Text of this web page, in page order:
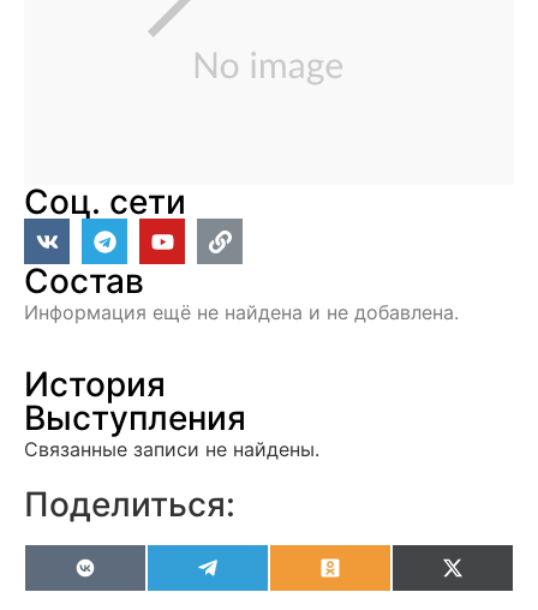
Соц. сети
Состав
Информация ещё не найдена и не добавлена.
История
Выступления
Связанные записи не найдены.
Поделиться:
VK OdnoklassnikiX